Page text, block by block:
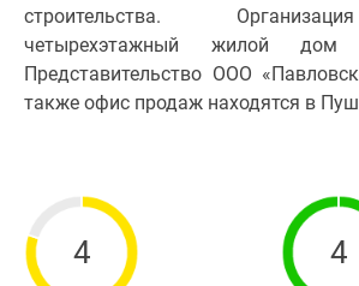
строительства.
четырехэтажный жилой дом
Представительство ООО
также офис продаж находятся в
4 4